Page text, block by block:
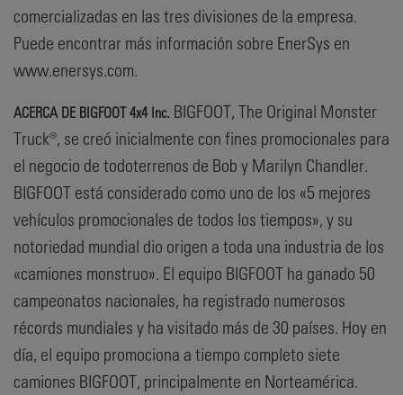
comercializadas en las tres divisiones de la empresa.
Puede encontrar más información sobre EnerSys en
www.enersys.com.
ACERCA DE BIGFOOT 4x4 Inc. BIGFOOT, The Original Monster
Truck®, se creó inicialmente con fines promocionales para
el negocio de todoterrenos de Bob y Marilyn Chandler.
BIGFOOT está considerado como uno de los «5 mejores
vehículos promocionales de todos los tiempos», y su
notoriedad mundial dio origen a toda una industria de los
«camiones monstruo». El equipo BIGFOOT ha ganado 50
campeonatos nacionales, ha registrado numerosos
récords mundiales y ha visitado más de 30 países. Hoy en
día, el equipo promociona a tiempo completo siete
camiones BIGFOOT, principalmente en Norteamérica.